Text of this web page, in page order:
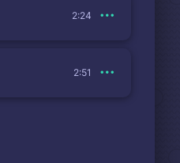
2:24
2:51